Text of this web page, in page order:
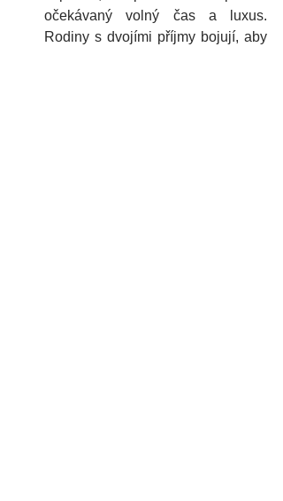
očekávaný volný čas a luxus.
Rodiny s dvojími příjmy bojují, aby